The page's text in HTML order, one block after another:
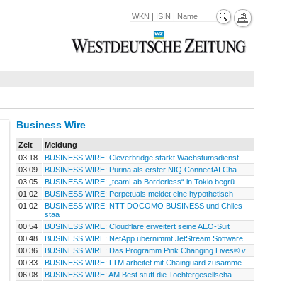
Business Wire
Zeit
Meldung
03:18
BUSINESS WIRE: Cleverbridge stärkt Wachstumsdienst
03:09
BUSINESS WIRE: Purina als erster NIQ ConnectAI Cha
03:05
BUSINESS WIRE: „teamLab Borderless“ in Tokio begrü
01:02
BUSINESS WIRE: Perpetuals meldet eine hypothetisch
01:02
BUSINESS WIRE: NTT DOCOMO BUSINESS und Chiles
staa
00:54
BUSINESS WIRE: Cloudflare erweitert seine AEO-Suit
00:48
BUSINESS WIRE: NetApp übernimmt JetStream Software
00:36
BUSINESS WIRE: Das Programm Pink Changing Lives® v
00:33
BUSINESS WIRE: LTM arbeitet mit Chainguard zusamme
06.08.
BUSINESS WIRE: AM Best stuft die Tochtergesellscha